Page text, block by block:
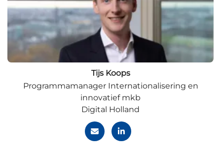
Tijs Koops
Programmamanager Internationalisering en
innovatief mkb
Digital Holland